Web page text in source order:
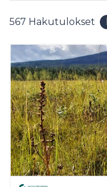
567 Hakutulokset